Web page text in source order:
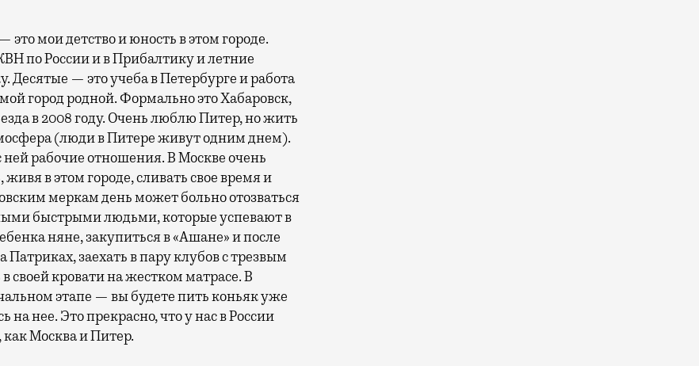
мои детство и юность в этом городе.
по России и в Прибалтику и летние
Десятые — это учеба в Петербурге и работа
город родной. Формально это Хабаровск,
в 2008 году. Очень люблю Питер, но жить
(люди в Питере живут одним днем).
рабочие отношения. В Москве очень
в этом городе, сливать свое время и
меркам день может больно отозваться
быстрыми людьми, которые успевают в
няне, закупиться в «Ашане» и после
заехать в пару клубов с трезвым
своей кровати на жестком матрасе. В
этапе — вы будете пить коньяк уже
на нее. Это прекрасно, что у нас в России
Москва и Питер.